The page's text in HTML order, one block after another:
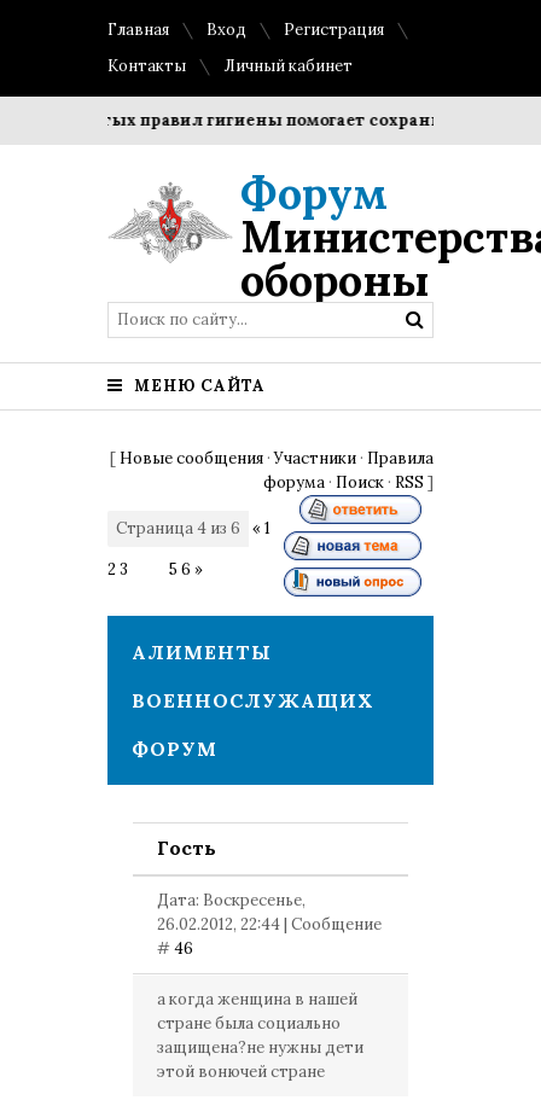
Главная Вход
Регистрация
Контакты
Личный кабинет
простых правил гигиены помогает сохранить
Форум
обороны
МЕНЮ САЙТА
[ Новые сообщения ·Участники · Правила
форума · Поиск · RSS ]
Страница4 из 6 « 1
2 3 5 6 »
АЛИМЕНТЫ
ВОЕННОСЛУЖАЩИХ
ФОРУМ
Гость
Дата: Воскресенье,
26.02.2012, 22:44 | Сообщение
#46
а когда женщина в нашей
стране была социально
защищена?не нужны дети
этой вонючей стране